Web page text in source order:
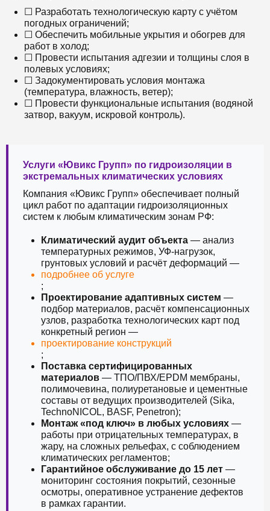
☐ Разработать технологическую карту с учётом
погодных ограничений;
☐ Обеспечить мобильные укрытия и обогрев для
работ в холод;
☐ Провести испытания адгезии и толщины слоя в
полевых условиях;
☐ Задокументировать условия монтажа
(температура, влажность, ветер);
☐ Провести функциональные испытания (водяной
затвор, вакуум, искровой контроль).
Услуги «Ювикс Групп» по гидроизоляции в
экстремальных климатических условиях
Компания «Ювикс Групп» обеспечивает полный
цикл работ по адаптации гидроизоляционных
систем к любым климатическим зонам РФ:
Климатический аудит объекта — анализ
температурных режимов, УФ-нагрузок,
грунтовых условий и расчёт деформаций —
подробнее об услуге
;
Проектирование адаптивных систем —
подбор материалов, расчёт компенсационных
узлов, разработка технологических карт под
конкретный регион —
проектирование конструкций
;
Поставка сертифицированных
материалов — ТПО/ПВХ/EPDM мембраны,
полимочевина, полиуретановые и цементные
составы от ведущих производителей (Sika,
TechnoNICOL, BASF, Penetron);
Монтаж «под ключ» в любых условиях —
работы при отрицательных температурах, в
жару, на сложных рельефах, с соблюдением
климатических регламентов;
Гарантийное обслуживание до 15 лет —
мониторинг состояния покрытий, сезонные
осмотры, оперативное устранение дефектов
в рамках гарантии.